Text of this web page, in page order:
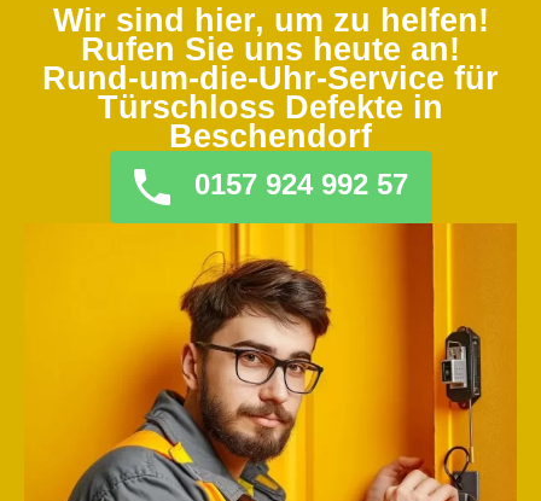
Wir sind hier, um zu helfen!
Rufen Sie uns heute an!
Rund-um-die-Uhr-Service für
Türschloss Defekte in
Beschendorf
0157 924 992 57